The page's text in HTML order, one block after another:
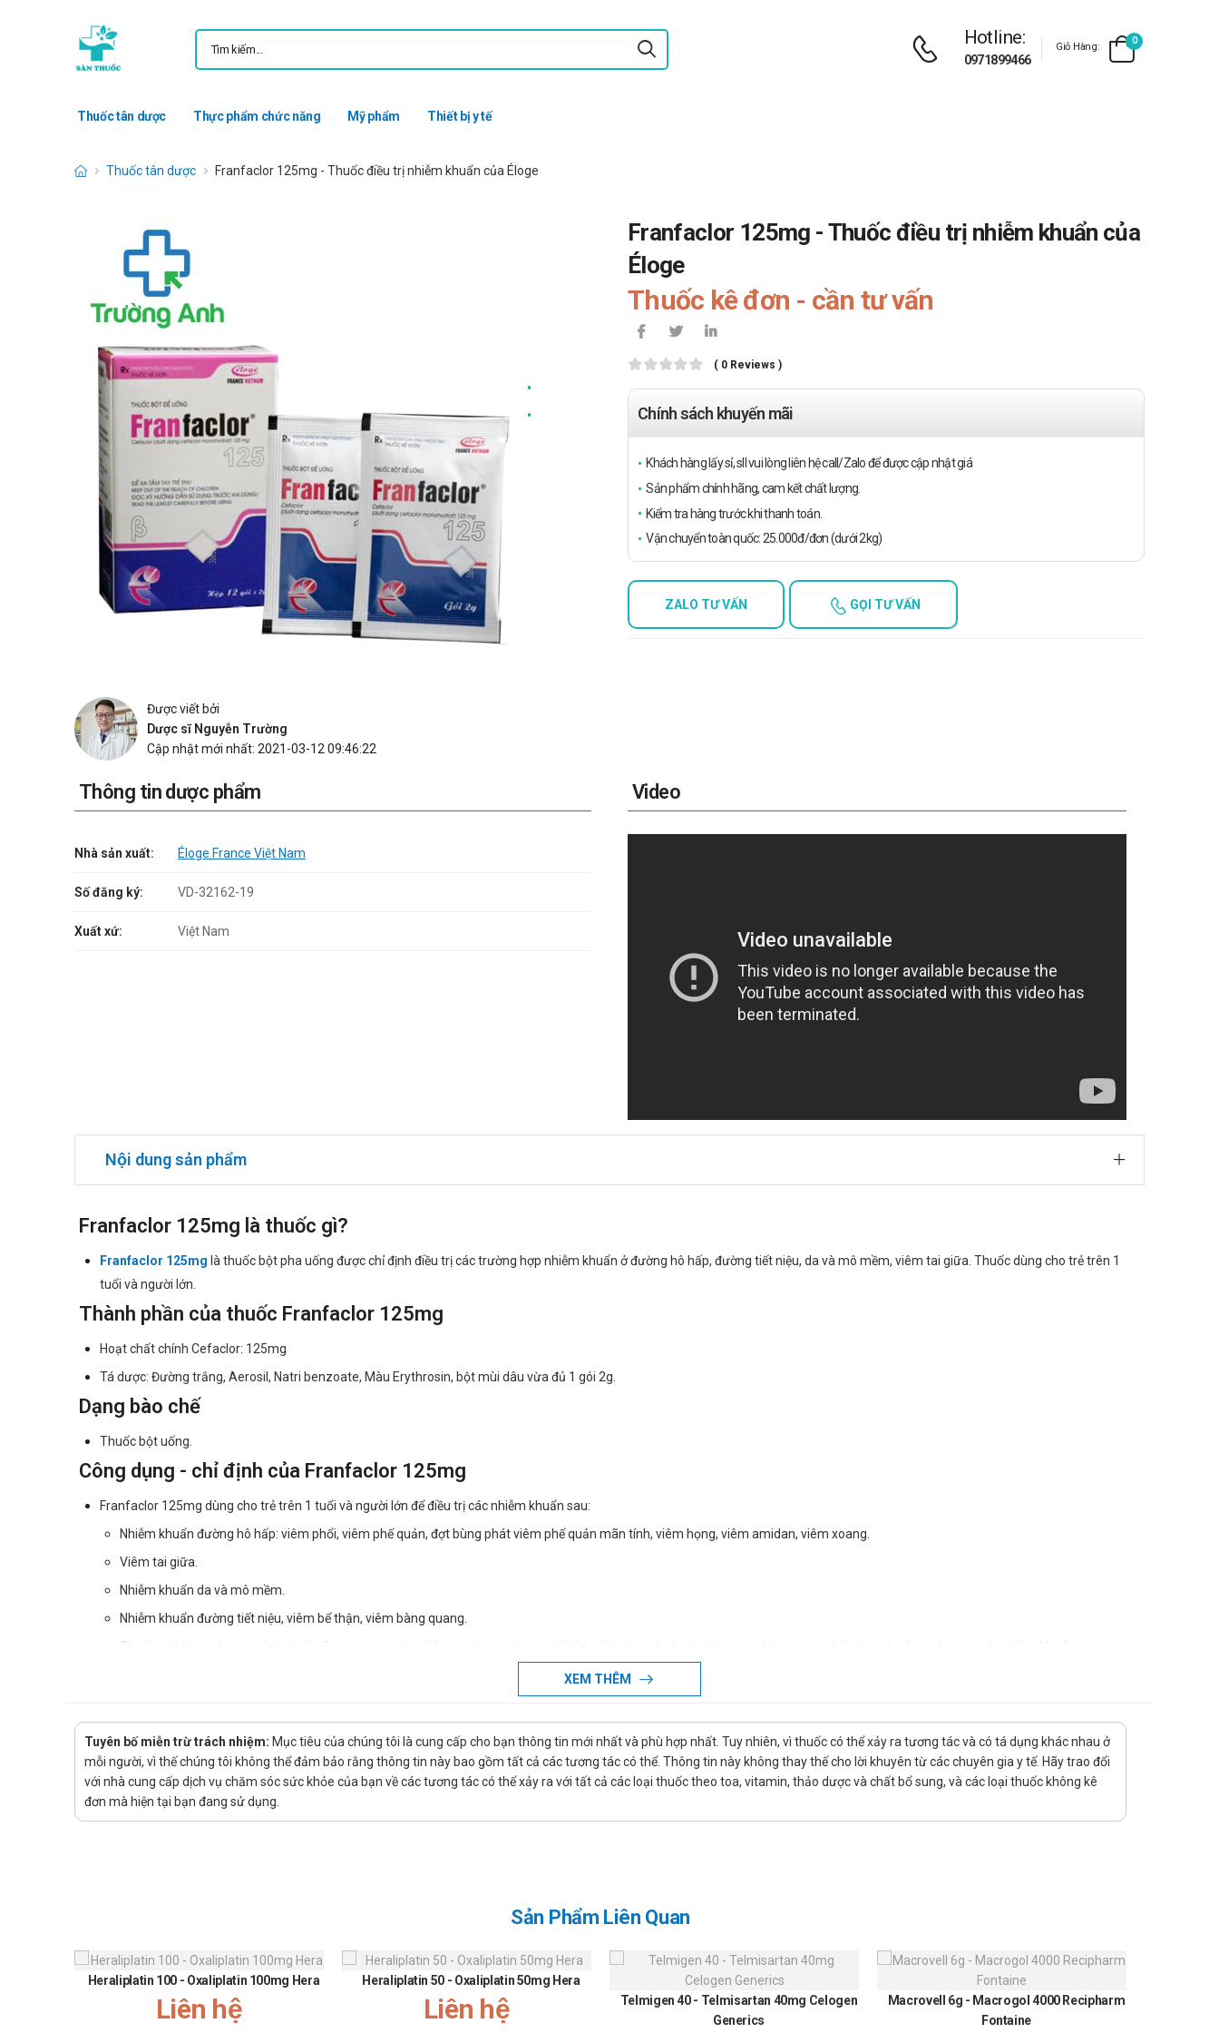
Hotline:
0971899466
Giỏ Hàng:
0
Thuốc tân dược Thực phẩm chức năng Mỹ phẩm Thiết bị y tế
Thuốc tân dược Franfaclor 125mg - Thuốc điều trị nhiễm khuẩn của Éloge
Franfaclor 125mg - Thuốc điều trị nhiễm khuẩn của
Éloge
Thuốc kê đơn - cần tư vấn
( 0 Reviews )
Chính sách khuyến mãi
Khách hàng lấy sỉ, sll vui lòng liên hệ call/Zalo để được cập nhật giá
Sản phẩm chính hãng, cam kết chất lượng.
Kiểm tra hàng trước khi thanh toán.
Vận chuyển toàn quốc: 25.000đ/đơn (dưới 2kg)
ZALO TƯ VẤN GỌI TƯ VẤN
Được viết bởi
Dược sĩ Nguyễn Trường
Cập nhật mới nhất: 2021-03-12 09:46:22
Thông tin dược phẩm
Nhà sản xuất: Éloge France Việt Nam
Số đăng ký: VD-32162-19
Xuất xứ: Việt Nam
Video
Nội dung sản phẩm
Franfaclor 125mg là thuốc gì?
Franfaclor 125mg là thuốc bột pha uống được chỉ định điều trị các trường hợp nhiễm khuẩn ở đường hô hấp, đường tiết niệu, da và mô mềm, viêm tai giữa. Thuốc dùng cho trẻ trên 1
tuổi và người lớn.
Thành phần của thuốc Franfaclor 125mg
Hoạt chất chính Cefaclor: 125mg
Tá dược: Đường trắng, Aerosil, Natri benzoate, Màu Erythrosin, bột mùi dâu vừa đủ 1 gói 2g.
Dạng bào chế
Thuốc bột uống.
Công dụng - chỉ định của Franfaclor 125mg
Franfaclor 125mg dùng cho trẻ trên 1 tuổi và người lớn để điều trị các nhiễm khuẩn sau:
Nhiễm khuẩn đường hô hấp: viêm phổi, viêm phế quản, đợt bùng phát viêm phế quản mãn tính, viêm họng, viêm amidan, viêm xoang.
Viêm tai giữa.
Nhiễm khuẩn da và mô mềm.
Nhiễm khuẩn đường tiết niệu, viêm bể thận, viêm bàng quang.
Thuốc có hiệu quả trong diệt khuẩn Streptococus ở mũi họng, nhưng chưa có dữ liệu về hiệu quả của thuốc trong phòng ngừa thấp tim và viêm màng tim do nhiễm khuẩn.
Trẻ em dưới 1 tuổi.
Cách dùng - Liều dùng Franfaclor 125mg
Cách dùng: Thuốc dùng đường uống, pha thuốc với một ít nước.
Hiệu quả và tính an toàn của thuốc chưa được thiết lập ở trẻ sơ sinh.
Trẻ em 1-5 tuổi (9-18kg): 1 gói/lần x 3 lần/ngày.
XEM THÊM
Tuyên bố miễn trừ trách nhiệm: Mục tiêu của chúng tôi là cung cấp cho bạn thông tin mới nhất và phù hợp nhất. Tuy nhiên, vì thuốc có thể xảy ra tương tác và có tá dụng khác nhau ở
mỗi người, vì thế chúng tôi không thể đảm bảo rằng thông tin này bao gồm tất cả các tương tác có thể. Thông tin này không thay thế cho lời khuyên từ các chuyên gia y tế. Hãy trao đổi
với nhà cung cấp dịch vụ chăm sóc sức khỏe của bạn về các tương tác có thể xảy ra với tất cả các loại thuốc theo toa, vitamin, thảo dược và chất bổ sung, và các loại thuốc không kê
đơn mà hiện tại bạn đang sử dụng.
Sản Phẩm Liên Quan
Heraliplatin 100 - Oxaliplatin 100mg Hera
Liên hệ
Heraliplatin 50 - Oxaliplatin 50mg Hera
Liên hệ
Telmigen 40 - Telmisartan 40mg Celogen
Generics
Macrovell 6g - Macrogol 4000 Recipharm
Fontaine